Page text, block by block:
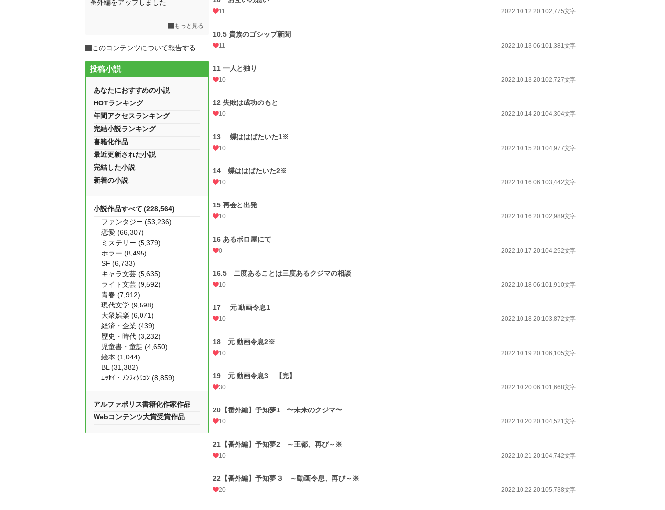
11 2022.10.12 20:102,775文字
10.5 貴族のゴシップ新聞
11 2022.10.13 06:101,381文字
11 一人と独り
10 2022.10.13 20:102,727文字
12 失敗は成功のもと
10 2022.10.14 20:104,304文字
13 蝶ははばたいた1※
10 2022.10.15 20:104,977文字
14 蝶ははばたいた2※
10 2022.10.16 06:103,442文字
15 再会と出発
10 2022.10.16 20:102,989文字
16 あるボロ屋にて
0 2022.10.17 20:104,252文字
16.5 二度あることは三度あるクジマの相談
10 2022.10.18 06:101,910文字
17 元 動画令息1
10 2022.10.18 20:103,872文字
18 元 動画令息2※
10 2022.10.19 20:106,105文字
19 元 動画令息3 【完】
30 2022.10.20 06:101,668文字
20【番外編】予知夢1 〜未来のクジマ〜
10 2022.10.20 20:104,521文字
21【番外編】予知夢2 ～王都、再び～※
10 2022.10.21 20:104,742文字
22【番外編】予知夢３ ～動画令息、再び～※
20 2022.10.22 20:105,738文字
番外編をアップしました
もっと見る
このコンテンツについて報告する
投稿小説
あなたにおすすめの小説
HOTランキング
年間アクセスランキング
完結小説ランキング
書籍化作品
最近更新された小説
完結した小説
新着の小説
小説作品すべて (228,564)
ファンタジー (53,236)
恋愛 (66,307)
ミステリー (5,379)
ホラー (8,495)
SF (6,733)
キャラ文芸 (5,635)
ライト文芸 (9,592)
青春 (7,912)
現代文学 (9,598)
大衆娯楽 (6,071)
経済・企業 (439)
歴史・時代 (3,232)
児童書・童話 (4,650)
絵本 (1,044)
BL (31,382)
ｴｯｾｲ・ﾉﾝﾌｨｸｼｮﾝ (8,859)
アルファポリス書籍化作家作品
Webコンテンツ大賞受賞作品